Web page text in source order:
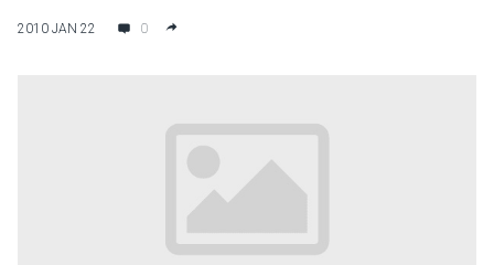
2010 JAN 22 0